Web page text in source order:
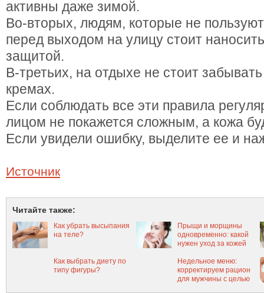
активны даже зимой.
Во-вторых, людям, которые не
перед выходом на улицу стоит
защитой.
В-третьих, на отдыхе не стоит
кремах.
Если соблюдать все эти правила
лицом не покажется сложным, а кожа
Если увидели ошибку, выделите ее и
Источник
Читайте также:
Как убрать высыпания
на теле?
Прыщи и морщины
одновременно: какой
нужен уход за кожей
Как выбрать диету по
типу фигуры?
Недельное меню:
корректируем рацион
для мужчины с целью